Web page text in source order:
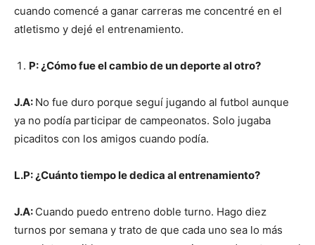
cuando comencé a ganar carreras me concentré en el
atletismo y dejé el entrenamiento.
P: ¿Cómo fue el cambio de un deporte al otro?
J.A: No fue duro porque seguí jugando al futbol aunque
ya no podía participar de campeonatos. Solo jugaba
picaditos con los amigos cuando podía.
L.P: ¿Cuánto tiempo le dedica al entrenamiento?
J.A: Cuando puedo entreno doble turno. Hago diez
turnos por semana y trato de que cada uno sea lo más